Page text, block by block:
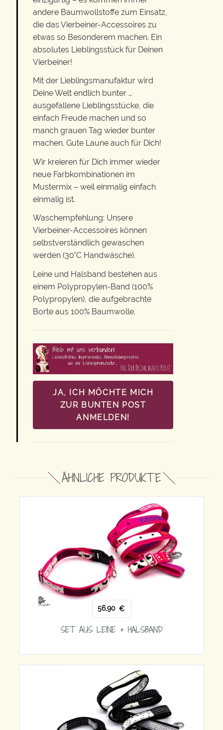
andere Baumwollstoffe zum Einsatz,
die das Vierbeiner-Accessoires zu
etwas so Besonderem machen. Ein
absolutes Lieblingsstück für Deinen
Vierbeiner!
Mit der Lieblingsmanufaktur wird
Deine Welt endlich bunter …
ausgefallene Lieblingsstücke, die
einfach Freude machen und so
manch grauen Tag wieder bunter
machen. Gute Laune auch für Dich!
Wir kreieren für Dich immer wieder
neue Farbkombinationen im
Mustermix – weil einmalig einfach
einmalig ist.
Waschempfehlung: Unsere
Vierbeiner-Accessoires können
selbstverständlich gewaschen
werden (30°C Handwäsche).
Leine und Halsband bestehen aus
einem Polypropylen-Band (100%
Polypropylen), die aufgebrachte
Borte aus 100% Baumwolle.
JA, ICH MÖCHTE MICH
ZUR BUNTEN POST
ANMELDEN!
ÄHNLICHE PRODUKTE
56,90 €
SET AUS LEINE + HALSBAND